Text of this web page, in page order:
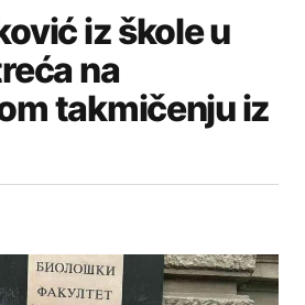
iz škole u
na
takmičenju iz